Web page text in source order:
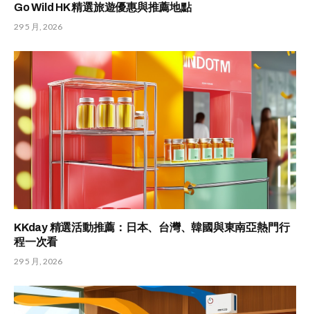
Go Wild HK 精選旅遊優惠與推薦地點
29 5 月, 2026
KKday 精選活動推薦：日本、台灣、韓國與東南亞熱門行
程一次看
29 5 月, 2026